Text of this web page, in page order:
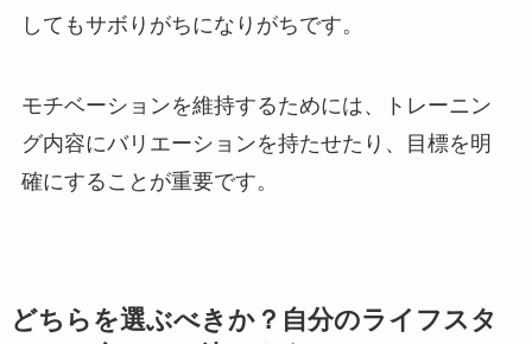
してもサボりがちになりがちです。
モチベーションを維持するためには、トレーニン
グ内容にバリエーションを持たせたり、目標を明
確にすることが重要です。
どちらを選ぶべきか？自分のライフスタ